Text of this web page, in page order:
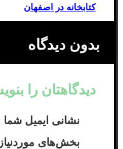
کتابخانه در اصفهان
بدون دیدگاه
دیدگاهتان را
نشانی ایمیل
بخش‌های